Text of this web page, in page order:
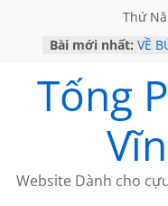
Thứ
Bài mới nhất: VỀ
SÁCH
BẤT
CÀ
Tống
Website Dành cho